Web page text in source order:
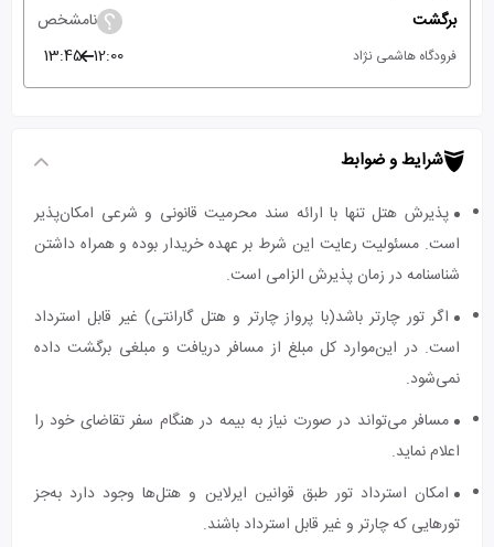
برگشت
نامشخص
فرودگاه هاشمی نژاد 12:00
13:45
شرایط و ضوابط
پذیرش هتل تنها با ارائه سند محرمیت قانونی و شرعی امکان‌پذیر
است. مسئولیت رعایت این شرط بر عهده خریدار بوده و همراه داشتن
شناسنامه در زمان پذیرش الزامی است.
اگر تور چارتر باشد(با پرواز چارتر و هتل گارانتی) غیر قابل استرداد
است. در این‌موارد کل مبلغ از مسافر دریافت و مبلغی برگشت داده
نمی‌شود.
مسافر می‌تواند در صورت نیاز به بیمه در هنگام سفر تقاضای خود را
اعلام نماید.
امکان استرداد تور طبق قوانین ایرلاین و هتل‌ها وجود دارد به‌جز
تورهایی که چارتر و غیر قابل استرداد باشند.